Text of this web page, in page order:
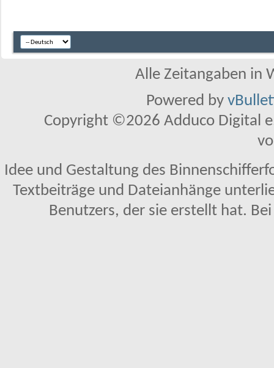
Alle Zeitangaben in
Powered by
Copyright ©2026 Adduco Digital
Idee und Gestaltung des
Textbeiträge und Dateianhänge
Benutzers, der sie erstellt hat.